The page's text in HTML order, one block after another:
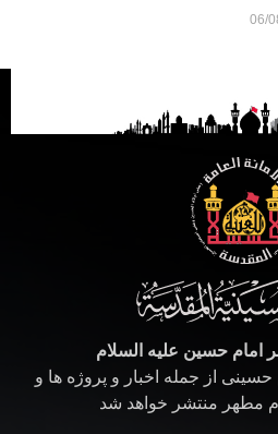
06/
امام حسین علیه السلام
از جمله اخبار و پروژه ها و
مطهر منتشر خواهد شد